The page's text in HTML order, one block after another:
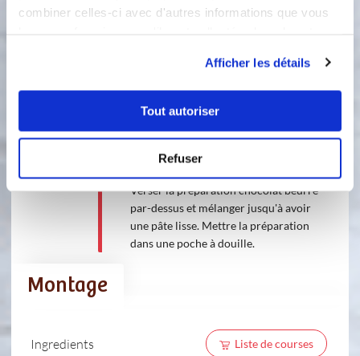
combiner celles-ci avec d'autres informations que vous
Afficher les détails
Tout autoriser
Refuser
1
Faire fondre au bain-marie le
chocolat avec le beurre. Dans un
saladier fouetter les oeufs avec le
Verser la préparation chocolat beurre
par-dessus et mélanger jusqu'à avoir
une pâte lisse. Mettre la préparation
dans une poche à douille.
Montage
Ingredients Liste de courses